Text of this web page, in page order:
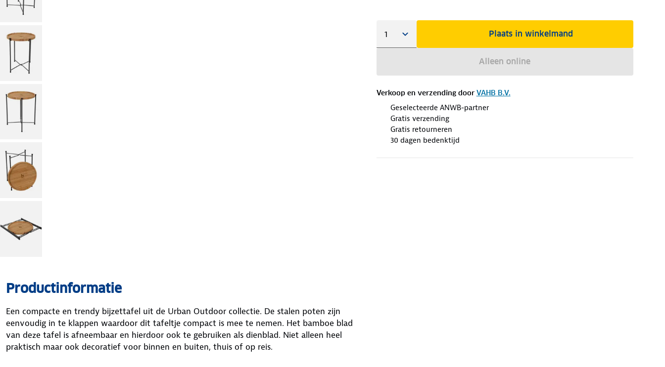
Plaats in winkelmand
Alleen online
Verkoop en verzending door VAHB B.V.
Geselecteerde ANWB-partner
Gratis verzending
Gratis retourneren
30 dagen bedenktijd
Productinformatie
Een compacte en trendy bijzettafel uit de Urban Outdoor collectie. De stalen poten zijn
eenvoudig in te klappen waardoor dit tafeltje compact is mee te nemen. Het bamboe blad
van deze tafel is afneembaar en hierdoor ook te gebruiken als dienblad. Niet alleen heel
praktisch maar ook decoratief voor binnen en buiten, thuis of op reis.